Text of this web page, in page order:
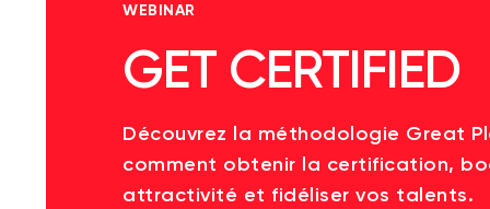
WEBINAR
GET CERTIFIED
Découvrez la méthodologie Great
comment obtenir la certification,
attractivité et fidéliser vos talents.